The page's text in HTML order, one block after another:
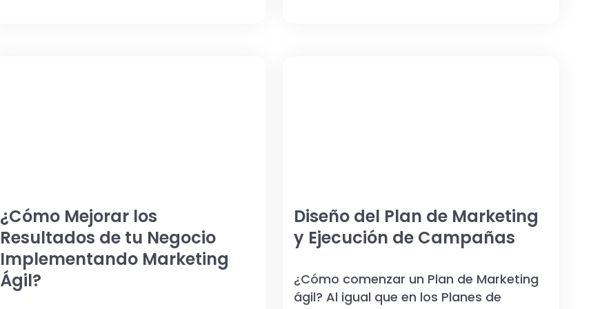
¿Cómo Mejorar los
Resultados de tu Negocio
Implementando Marketing
Ágil?
Diseño del Plan de Marketing
y Ejecución de Campañas
¿Cómo comenzar un Plan de Marketing
ágil? Al igual que en los Planes de